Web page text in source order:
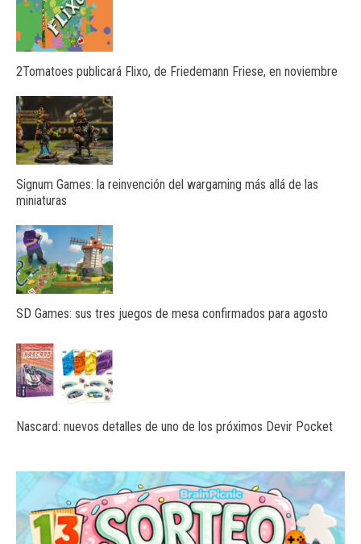
2Tomatoes publicará Flixo, de Friedemann Friese, en noviembre
Signum Games: la reinvención del wargaming más allá de las
miniaturas
SD Games: sus tres juegos de mesa confirmados para agosto
Nascard: nuevos detalles de uno de los próximos Devir Pocket